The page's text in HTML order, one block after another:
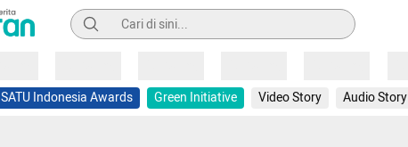
Pencarian
SATU Indonesia Awards Green Initiative Video Story Audio Story